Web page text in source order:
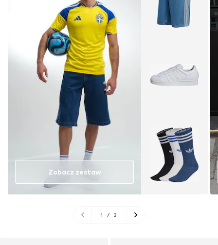
Zobacz zestaw
1 / 3